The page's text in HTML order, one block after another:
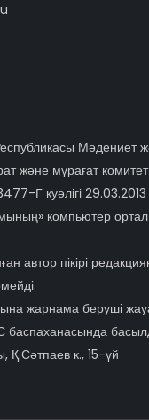
Мәдениет
және мұрағат
Г куәлігі
компьютер
автор пікірі
жарнама беруші
баспаханасында
Қ.Сәтпаев к., 15-үй